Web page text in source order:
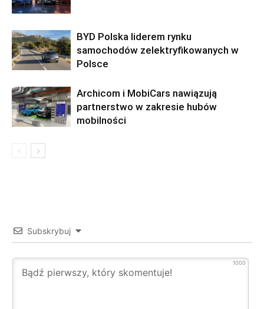
BYD Polska liderem rynku
samochodów zelektryfikowanych w
Polsce
Archicom i MobiCars nawiązują
partnerstwo w zakresie hubów
mobilności
Subskrybuj
1000